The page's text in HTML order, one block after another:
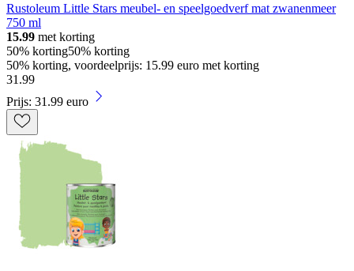
Rustoleum Little Stars meubel- en speelgoedverf mat zwanenmeer
750 ml
15.99 met korting
50% korting50% korting
50% korting, voordeelprijs: 15.99 euro met korting
31 .99
Prijs: 31.99 euro